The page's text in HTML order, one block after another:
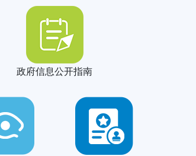
政府信息公开指南